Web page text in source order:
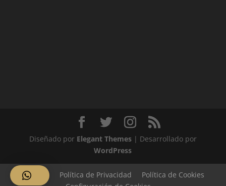
Diseñado por Elegant Themes| Desarrollado por
WordPress
Aviso Legal Política de Privacidad
Política de Cookies